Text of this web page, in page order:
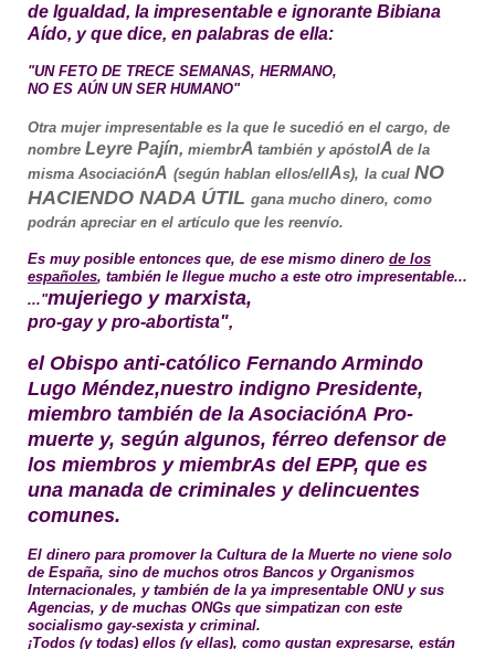
de Igualdad, la impresentable e ignorante Bibiana
Aído, y que dice, en palabras de ella:
"UN FETO DE TRECE SEMANAS, HERMANO,
NO ES AÚN UN SER HUMANO"
Otra mujer impresentable es la que le sucedió en el cargo, de
nombre Leyre Pajín, miembrA también y apóstolA de la
misma AsociaciónA (según hablan ellos/ellAs), la cual NO
HACIENDO NADA ÚTIL gana mucho dinero, como
podrán apreciar en el artículo que les reenvío.
Es muy posible entonces que, de ese mismo dinero de los
españoles, también le llegue mucho a este otro impresentable...
..."mujeriego y marxista,
pro-gay y pro-abortista",
el Obispo anti-católico Fernando Armindo
Lugo Méndez,nuestro indigno Presidente,
miembro también de la AsociaciónA Pro-
muerte y, según algunos, férreo defensor de
los miembros y miembrAs del EPP, que es
una manada de criminales y delincuentes
comunes.
El dinero para promover la Cultura de la Muerte no viene solo
de España, sino de muchos otros Bancos y Organismos
Internacionales, y también de la ya impresentable ONU y sus
Agencias, y de muchas ONGs que simpatizan con este
socialismo gay-sexista y criminal.
¡Todos (y todas) ellos (y ellas), como gustan expresarse, están